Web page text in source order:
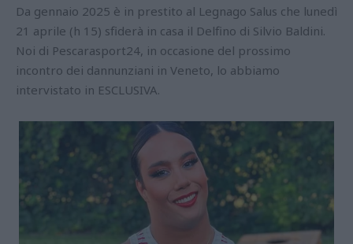
Da gennaio 2025 è in prestito al Legnago Salus che lunedì
21 aprile (h 15) sfiderà in casa il Delfino di Silvio Baldini.
Noi di Pescarasport24, in occasione del prossimo
incontro dei dannunziani in Veneto, lo abbiamo
intervistato in ESCLUSIVA.